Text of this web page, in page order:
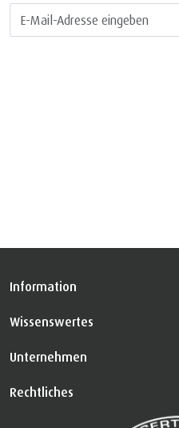
Information
Wissenswertes
Unternehmen
Rechtliches